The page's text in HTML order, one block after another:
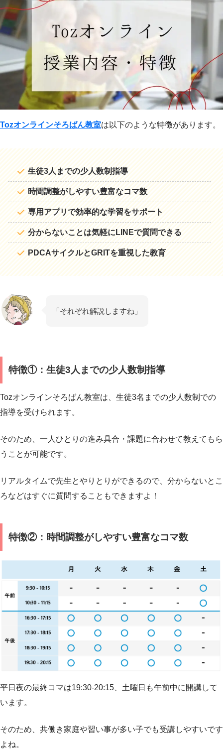
Tozオンラインそろばん教室は以下のような特徴があります。
生徒3人までの少人数制指導
時間調整がしやすい豊富なコマ数
専用アプリで効率的な学習をサポート
分からないことは気軽にLINEで質問できる
PDCAサイクルとGRITを重視した教育
「それぞれ解説しますね」
特徴①：生徒3人までの少人数制指導
Tozオンラインそろばん教室は、生徒3名までの少人数制での
指導を受けられます。
そのため、一人ひとりの進み具合・課題に合わせて教えてもら
うことが可能です。
リアルタイムで先生とやりとりができるので、分からないとこ
ろなどはすぐに質問することもできますよ！
特徴②：時間調整がしやすい豊富なコマ数
平日夜の最終コマは19:30-20:15、土曜日も午前中に開講して
います。
そのため、共働き家庭や習い事が多い子でも受講しやすいです
よね。